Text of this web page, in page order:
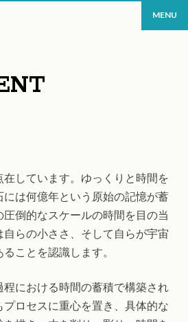
MENU
しています。ゆっくりと時間を
は何億年という原始の記憶が蓄
倒的なスケールの時間を⽬の当
らの⼩ささ、そして⾃らが宇宙
ことを認識します。
における時間の蓄積で構築され
ロセスに重⼼を置き、具体的な